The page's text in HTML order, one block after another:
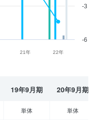
21年 22年
-6
-3
19年9月期 20年9月期
単体 単体